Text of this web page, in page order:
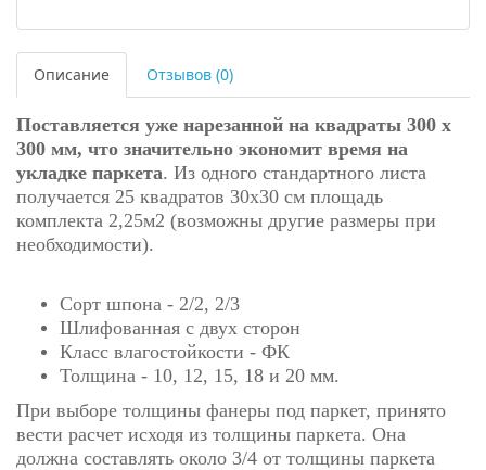
Описание Отзывов (0)
Поставляется уже нарезанной на квадраты 300 х
300 мм, что значительно экономит время на
укладке паркета. Из одного стандартного листа
получается 25 квадратов 30х30 см площадь
комплекта 2,25м2 (возможны другие размеры при
необходимости).
Сорт шпона - 2/2, 2/3
Шлифованная с двух сторон
Класс влагостойкости - ФК
Толщина - 10, 12, 15, 18 и 20 мм.
При выборе толщины фанеры под паркет, принято
вести расчет исходя из толщины паркета. Она
должна составлять около 3/4 от толщины паркета